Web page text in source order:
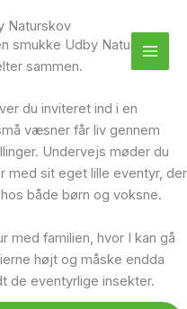
Naturskov
smukke Udby Naturskov,
sammen.
du inviteret ind i en
væsner får liv gennem
Undervejs møder du
med sit eget lille eventyr, der
både børn og voksne.
med familien, hvor I kan gå
højt og måske endda
de eventyrlige insekter.